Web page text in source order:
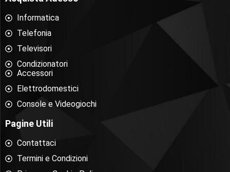
Informatica
Telefonia
Televisori
Condizionatori
Accessori
Elettrodomestici
Console e Videogiochi
Pagine Utili
Contattaci
Termini e Condizioni